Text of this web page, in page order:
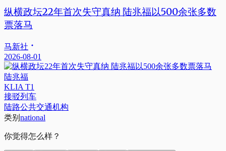
纵横政坛22年首次失守真纳 陆兆福以500余张多数
票落马
马新社
2026-08-01
陆兆福
KLIA T1
接驳列车
陆路公共交通机构
类别 national
你觉得怎么样？